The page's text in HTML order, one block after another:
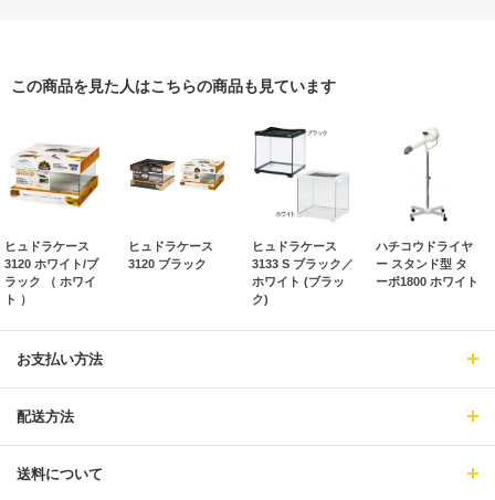
この商品を見た人はこちらの商品も見ています
ヒュドラケース
3120 ホワイト/ブ
ラック （ ホワイ
ト ）
ヒュドラケース
3120 ブラック
ヒュドラケース
3133 S ブラック／
ホワイト (ブラッ
ク)
ハチコウドライヤ
ー スタンド型 タ
ーボ1800 ホワイト
お支払い方法
配送方法
送料について